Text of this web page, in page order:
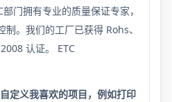
门拥有专业的质量保证专家，
。我们的工厂已获得 Rohs、
认证。 ETC
定义我喜欢的项目，例如打印